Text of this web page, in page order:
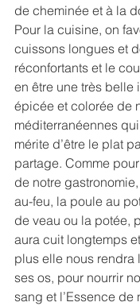
de cheminée et à la
Pour la cuisine, on
cuissons longues et
réconfortants et le
en être une très belle
épicée et colorée de
méditerranéennes
mérite d’être le plat
partage. Comme
de notre
au-feu, la poule au
de veau ou la potée,
aura cuit longtemps
plus elle nous rendra
ses os, pour nourrir
sang et l’Essence de